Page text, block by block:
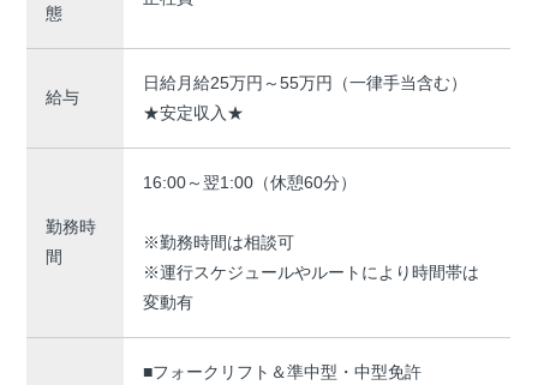
態
給与
日給月給25万円～55万円（一律手当含む）
★安定収入★
勤務時
間
16:00～翌1:00（休憩60分）
※勤務時間は相談可
※運行スケジュールやルートにより時間帯は
変動有
■フォークリフト＆準中型・中型免許